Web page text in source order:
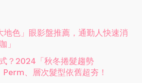
地色」眼影盤推薦，通勤人快速消
」
？2024「秋冬捲髮趨勢
、層次髮型依舊超夯！